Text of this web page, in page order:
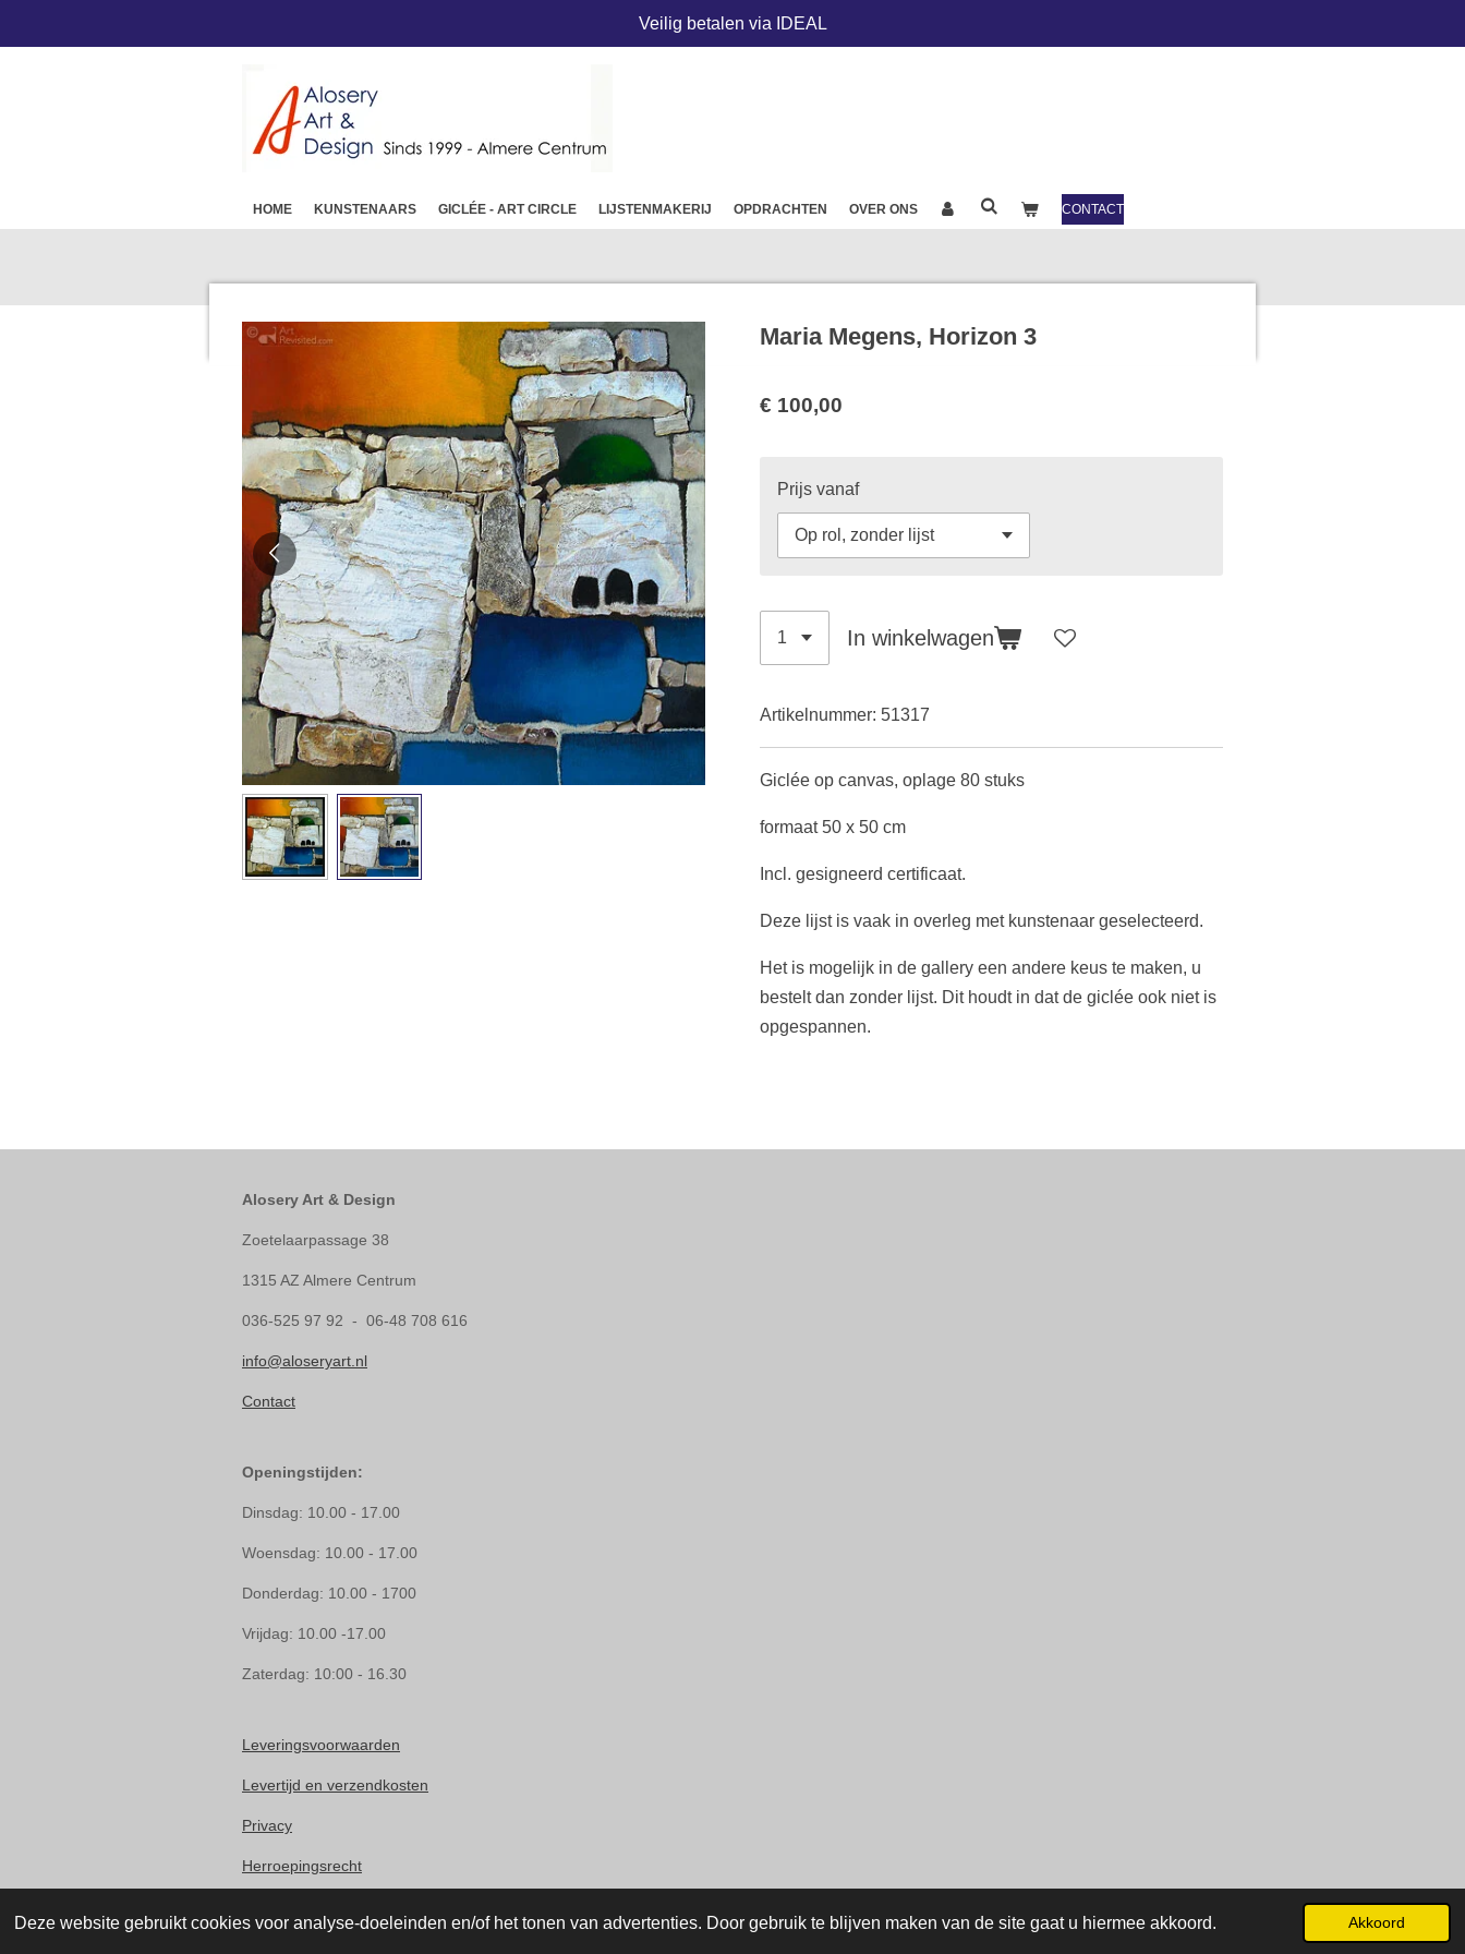
Deze website gebruikt cookies voor analyse-doeleinden en/of het tonen van advertenties. Door gebruik te blijven maken van de site gaat u hiermee akkoord. Akkoord
Veilig betalen via IDEAL
HOME KUNSTENAARS GICLÉE - ART CIRCLE LIJSTENMAKERIJ OPDRACHTEN OVER ONS CONTACT
Maria Megens, Horizon 3
€ 100,00
Prijs vanaf
In winkelwagen
Artikelnummer: 51317
Giclée op canvas, oplage 80 stuks
formaat 50 x 50 cm
Incl. gesigneerd certificaat.
Deze lijst is vaak in overleg met kunstenaar geselecteerd.
Het is mogelijk in de gallery een andere keus te maken, u
bestelt dan zonder lijst. Dit houdt in dat de giclée ook niet is
opgespannen.
Alosery Art & Design
Zoetelaarpassage 38
1315 AZ Almere Centrum
036-525 97 92 - 06-48 708 616
info@aloseryart.nl
Contact
Openingstijden:
Dinsdag: 10.00 - 17.00
Woensdag: 10.00 - 17.00
Donderdag: 10.00 - 1700
Vrijdag: 10.00 -17.00
Zaterdag: 10:00 - 16.30
Leveringsvoorwaarden
Levertijd en verzendkosten
Privacy
Herroepingsrecht